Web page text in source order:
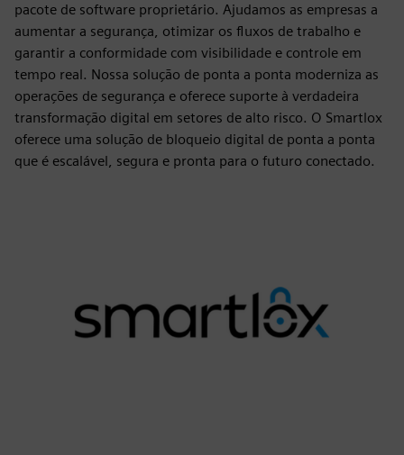
pacote de software proprietário. Ajudamos as empresas a
aumentar a segurança, otimizar os fluxos de trabalho e
garantir a conformidade com visibilidade e controle em
tempo real. Nossa solução de ponta a ponta moderniza as
operações de segurança e oferece suporte à verdadeira
transformação digital em setores de alto risco. O Smartlox
oferece uma solução de bloqueio digital de ponta a ponta
que é escalável, segura e pronta para o futuro conectado.